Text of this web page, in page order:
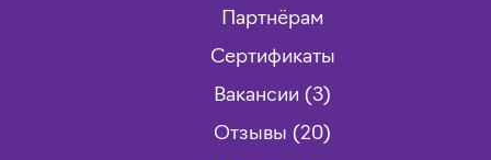
Партнёрам
Сертификаты
Вакансии (3)
Отзывы (20)